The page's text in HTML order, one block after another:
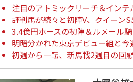
注目のアトミックリーチ＆イン
評判馬が続々と初陣V、クイーン
3.4億円ホースの初陣＆ルメール
明暗分かれた東京デビュー組と
初週から一転、新馬戦2週目の回